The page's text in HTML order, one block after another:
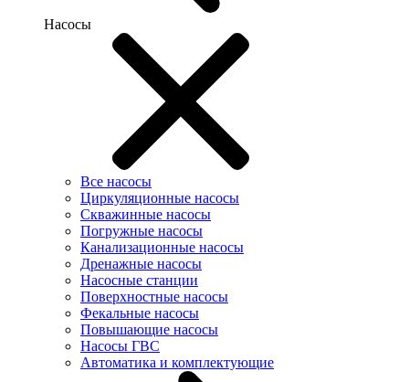
Насосы
Все насосы
Циркуляционные насосы
Скважинные насосы
Погружные насосы
Канализационные насосы
Дренажные насосы
Насосные станции
Поверхностные насосы
Фекальные насосы
Повышающие насосы
Насосы ГВС
Автоматика и комплектующие